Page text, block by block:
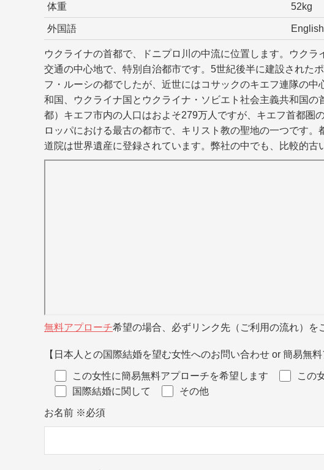
体重 52kg
外国語
ウクライナの首都で、ドニプロ川の中流に位置します。ウクラ
交通の中心地で、特別自治都市です。5世紀後半に建設された
フ・ルーシの都でしたが、近世にはコサックのキエフ連隊の
和国、ウクライナ国とウクライナ・ソビエト社会主義共和国
都）キエフ市内の人口はおよそ279万人ですが、キエフ首都圏
ロッパにおける最古の都市で、キリスト教の聖地の一つです
道院は世界遺産に登録されています。弊社の中でも、比較的古
無料アプローチ希望の場合、必ずリンク先（ご利用の流れ）を
【日本人との国際結婚を望む女性へのお問い合わせ or 簡易無料
この女性に簡易無料アプローチを希望します この
国際結婚に関して
その他
お名前 ※必須